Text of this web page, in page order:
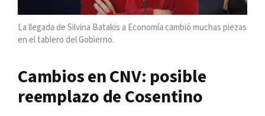
La llegada de Silvina Batakis a Economía cambió muchas piezas
en el tablero del Gobierno.
Cambios en CNV: posible
reemplazo de Cosentino